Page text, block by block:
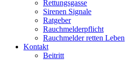
Rettungsgasse
Sirenen Signale
Ratgeber
Rauchmelderpflicht
Rauchmelder retten Leben
Kontakt
Beitritt